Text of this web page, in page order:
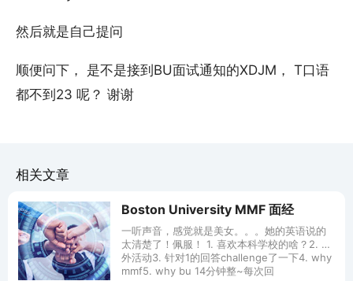
然后就是自己提问
顺便问下， 是不是接到BU面试通知的XDJM， T口语
都不到23 呢？ 谢谢
相关文章
Boston University MMF 面经
一听声音，感觉就是美女。。。她的英语说的
太清楚了！佩服！ 1. 喜欢本科学校的啥？2. 课
外活动3. 针对1的回答challenge了一下4. why
mmf5. why bu 14分钟整~每次回